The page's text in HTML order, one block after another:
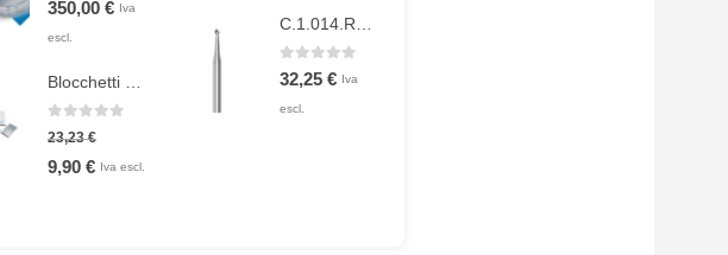
Il
prezzo
era:
550,00 €.
350,00 €Il
è:
350,00 €.
Iva
escl.
Blocchetti per impasto in pvc 8x8
0Su 5
23,23€
Il
9,90 €IlIva escl.
C.1.014.RAXL
0Su 5
32,25 € Iva
escl.